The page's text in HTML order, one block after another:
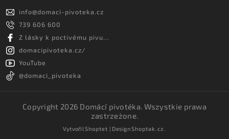
info@domaci-pivoteka.cz
739 606 600
Z lásky k poctivému pivu...
domacipivoteka.cz/
YouTube
@domaci_pivoteka
Copyright 2026 Domácí pivotéka. Wszystkie prawa
zastrzeżone.
VytvořilShoptet | DesignShoptak.cz.